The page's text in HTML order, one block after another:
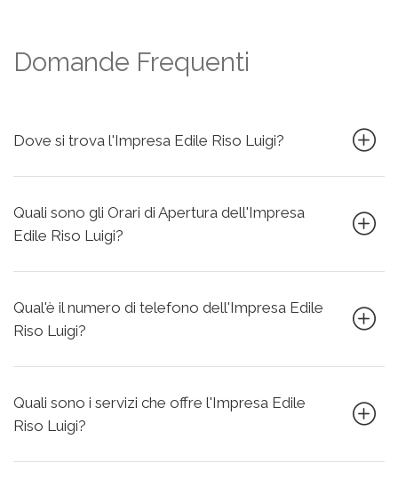
Domande Frequenti
Dove si trova l'Impresa Edile Riso Luigi?
Quali sono gli Orari di Apertura dell'Impresa
Edile Riso Luigi?
Qual'è il numero di telefono dell'Impresa Edile
Riso Luigi?
Quali sono i servizi che offre l'Impresa Edile
Riso Luigi?